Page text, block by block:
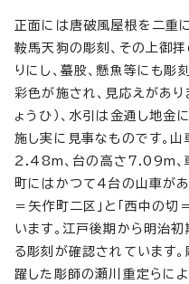
正面には唐破風屋根を二重
鞍馬天狗の彫刻、その上御
りにし、蟇股、懸魚等にも
彩色が施され、見応えがあり
ょうひ）、水引は金通し地
施し実に見事なものです。
2.48m、台の高さ7.09m、
町にはかつて4台の山車があ
＝矢作町二区」と「西中の
います。江戸後期から明治
る彫刻が確認されています
躍した彫師の瀬川重定らによ